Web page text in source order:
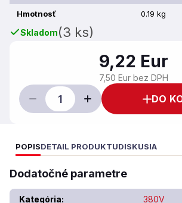
Hmotnosť
0.19 kg
Skladom(3 ks)
9,22 Eur
7,50 Eur bez DPH
DO
POPISDETAIL PRODUKTUDISKUSIA
Dodatočné parametre
Kategória: 380V